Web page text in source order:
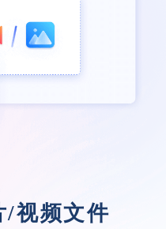
/视频文件
很复杂，对于新